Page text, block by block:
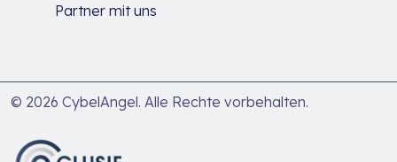
Partner mit uns
© 2026 CybelAngel. Alle Rechte vorbehalten.